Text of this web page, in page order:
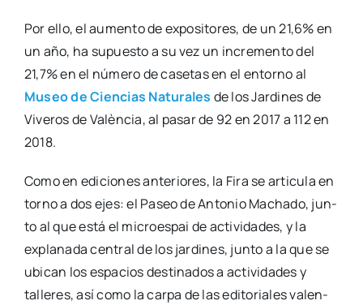
Por ello, el aumen­to de expo­si­to­res, de un 21,6% en
un año, ha supues­to a su vez un incre­men­to del
21,7% en el núme­ro de case­tas en el entorno al
Museo de Cien­cias Natu­ra­les de los Jar­di­nes de
Vive­ros de Valèn­cia, al pasar de 92 en 2017 a 112 en
2018.
Como en edi­cio­nes ante­rio­res, la Fira se arti­cu­la en
torno a dos ejes: el Paseo de Anto­nio Macha­do, jun­
to al que está el micro­es­pai de acti­vi­da­des, y la
expla­na­da cen­tral de los jar­di­nes, jun­to a la que se
ubi­can los espa­cios des­ti­na­dos a acti­vi­da­des y
talle­res, así como la car­pa de las edi­to­ria­les valen­